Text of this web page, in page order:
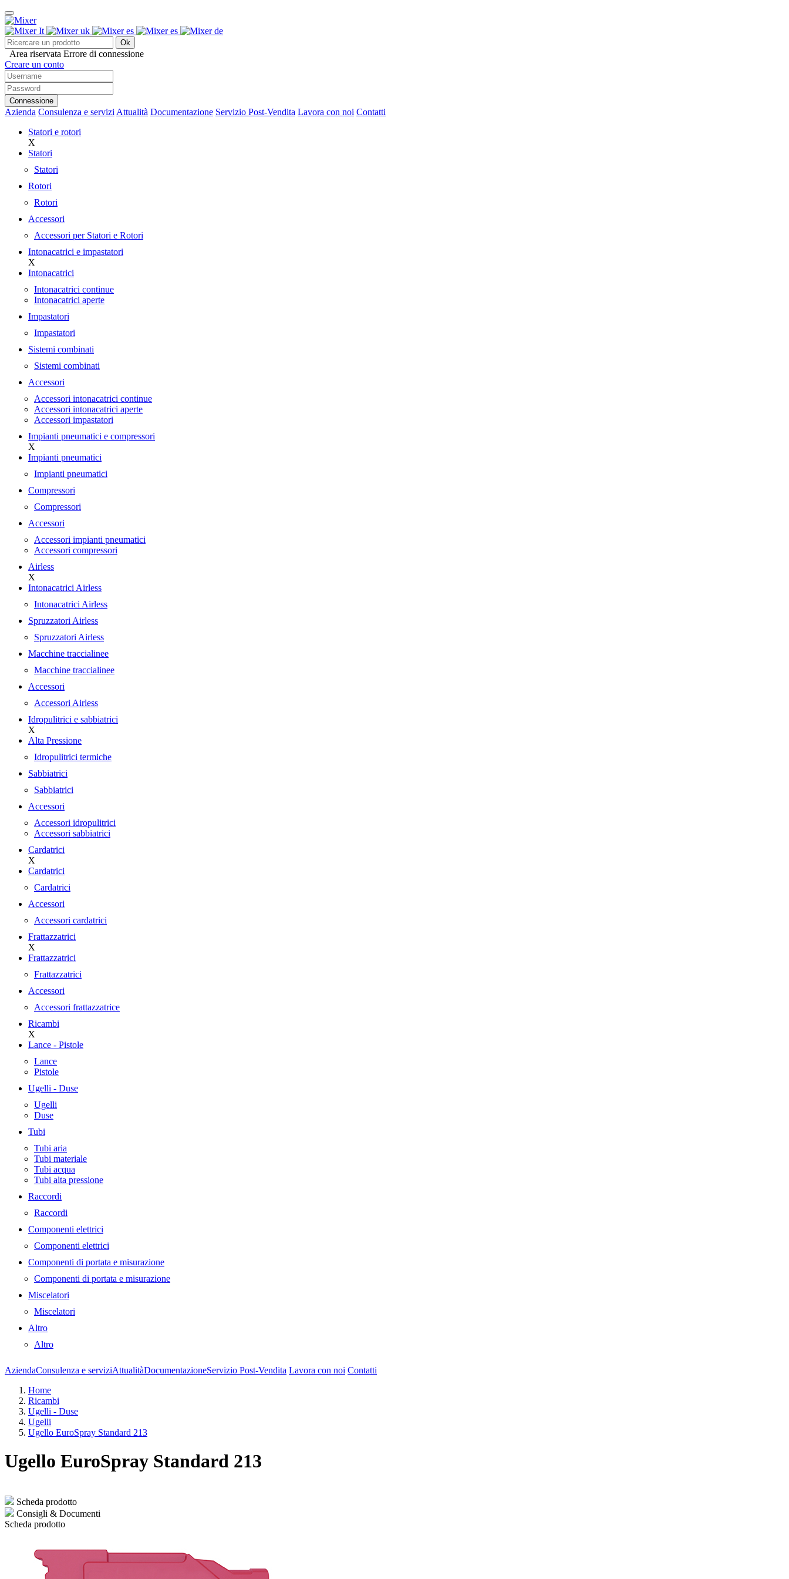
Ok
Area riservata Errore di connessione
Creare un conto
Connessione
Azienda Consulenza e servizi Attualità Documentazione Servizio Post-Vendita Lavora con noi Contatti
Statori e rotori
X
Statori
Statori
Rotori
Rotori
Accessori
Accessori per Statori e Rotori
Intonacatrici e impastatori
X
Intonacatrici
Intonacatrici continue
Intonacatrici aperte
Impastatori
Impastatori
Sistemi combinati
Sistemi combinati
Accessori
Accessori intonacatrici continue
Accessori intonacatrici aperte
Accessori impastatori
Impianti pneumatici e compressori
X
Impianti pneumatici
Impianti pneumatici
Compressori
Compressori
Accessori
Accessori impianti pneumatici
Accessori compressori
Airless
X
Intonacatrici Airless
Intonacatrici Airless
Spruzzatori Airless
Spruzzatori Airless
Macchine traccialinee
Macchine traccialinee
Accessori
Accessori Airless
Idropulitrici e sabbiatrici
X
Alta Pressione
Idropulitrici termiche
Sabbiatrici
Sabbiatrici
Accessori
Accessori idropulitrici
Accessori sabbiatrici
Cardatrici
X
Cardatrici
Cardatrici
Accessori
Accessori cardatrici
Frattazzatrici
X
Frattazzatrici
Frattazzatrici
Accessori
Accessori frattazzatrice
Ricambi
X
Lance - Pistole
Lance
Pistole
Ugelli - Duse
Ugelli
Duse
Tubi
Tubi aria
Tubi materiale
Tubi acqua
Tubi alta pressione
Raccordi
Raccordi
Componenti elettrici
Componenti elettrici
Componenti di portata e misurazione
Componenti di portata e misurazione
Miscelatori
Miscelatori
Altro
Altro
AziendaConsulenza e serviziAttualitàDocumentazioneServizio Post-Vendita Lavora con noi Contatti
Home
Ricambi
Ugelli - Duse
Ugelli
Ugello EuroSpray Standard 213
Ugello EuroSpray Standard 213
Scheda prodotto
Consigli & Documenti
Scheda prodotto